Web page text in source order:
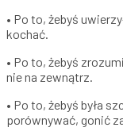
• Po to, żebyś
kochać.
• Po to, żebyś
nie na zewnątrz.
• Po to, żebyś była
porównywać, gonić